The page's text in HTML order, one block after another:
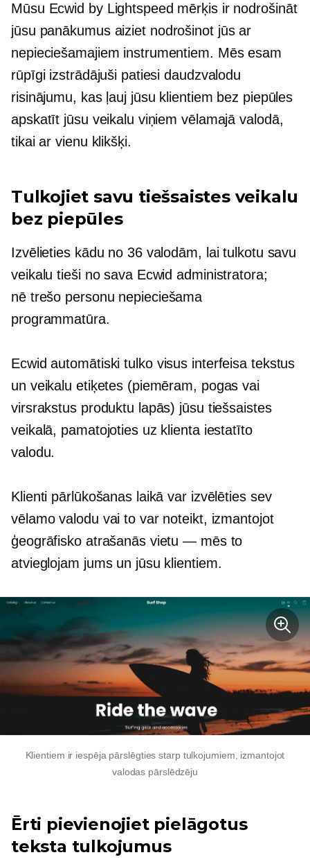
Mūsu Ecwid by Lightspeed mērķis ir nodrošināt
jūsu panākumus aizietnodrošinot jūs ar
nepieciešamajiem instrumentiem. Mēs esam
rūpīgi izstrādājuši patiesi daudzvalodu
risinājumu, kas ļauj jūsu klientiem bez piepūles
apskatīt jūsu veikalu viņiem vēlamajā valodā,
tikai ar vienu klikšķi.
Tulkojiet savu tiešsaistes veikalu
bez piepūles
Izvēlieties kādu no 36 valodām, lai tulkotu savu
veikalu tieši no sava Ecwid administratora;
nē trešo personu nepieciešama
programmatūra.
Ecwidautomātiski tulkovisus interfeisa tekstus
un veikalu etiķetes (piemēram, pogas vai
virsrakstus produktu lapās) jūsu tiešsaistes
veikalā, pamatojoties uz klienta iestatīto
valodu.
Klienti pārlūkošanas laikā var izvēlēties sev
vēlamo valodu vai to var noteikt, izmantojot
ģeogrāfisko atrašanās vietu — mēs to
atvieglojam jums un jūsu klientiem.
Klientiem ir iespēja pārslēgties starp tulkojumiem, izmantojot
valodas pārslēdzēju
Ērti pievienojiet pielāgotus
teksta tulkojumus